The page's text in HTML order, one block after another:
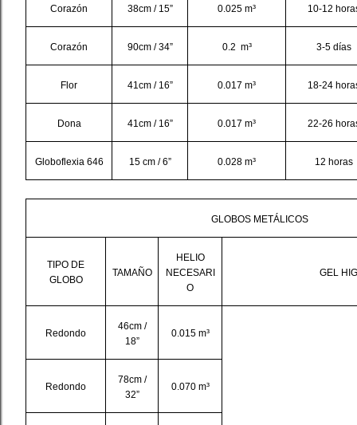
Corazón 38cm / 15” 0.025 m³ 10-12
Corazón 90cm / 34” 0.2 m³ 3-5 días
Flor 41cm / 16” 0.017 m³ 18-24
Dona 41cm / 16” 0.017 m³ 22-26
Globoflexia 646 15 cm / 6” 0.028 m³ 12 horas
GLOBOS METÁLICOS
TIPO DE
GLOBO
TAMAÑO
HELIO
NECESARI
O
GEL
Redondo
46cm /
18”
0.015 m³
Redondo
78cm /
32”
0.070 m³